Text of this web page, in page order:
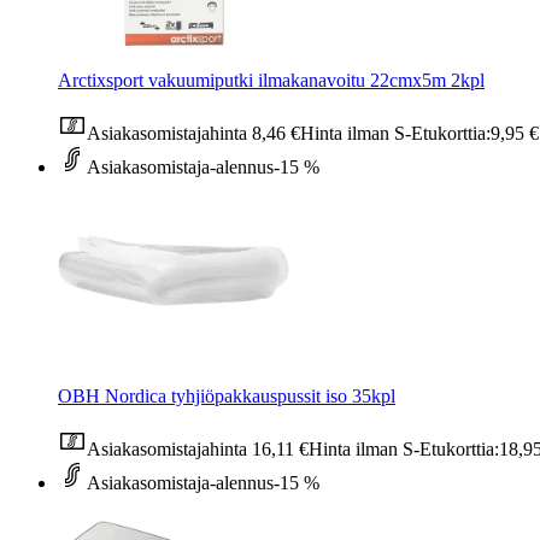
Arctixsport vakuumiputki ilmakanavoitu 22cmx5m 2kpl
Asiakasomistajahinta 8,46 €Hinta ilman S-Etukorttia:9,95 €
Asiakasomistaja-alennus-15 %
OBH Nordica tyhjiöpakkauspussit iso 35kpl
Asiakasomistajahinta 16,11 €Hinta ilman S-Etukorttia:
Asiakasomistaja-alennus-15 %